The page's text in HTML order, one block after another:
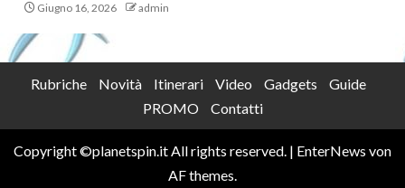
Giugno 16, 2026 admin
Rubriche Novità Itinerari Video Gadgets
Guide
PROMO
Contatti
Copyright ©planetspin.it All rights reserved. | EnterNews von
AF themes.